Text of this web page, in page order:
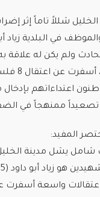
شللاً تاماً إثر
في البلدية
ولم يكن له علاقة
اعتداءاتهم
ممنهجاً في الضفة، حيث
المفيد:
شامل يشل مدينة
أبو داود (55 عاماً)، موظف في بلدية الخليل، وقد أصيب قرب موقع الحادث.
واسعة أسفرت عن اعتقال 8 فلسطينيين في جنين